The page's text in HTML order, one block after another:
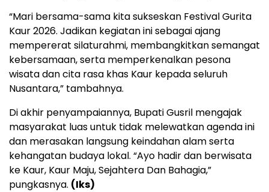
“Mari bersama-sama kita sukseskan Festival Gurita
Kaur 2026. Jadikan kegiatan ini sebagai ajang
mempererat silaturahmi, membangkitkan semangat
kebersamaan, serta memperkenalkan pesona
wisata dan cita rasa khas Kaur kepada seluruh
Nusantara,” tambahnya.
Di akhir penyampaiannya, Bupati Gusril mengajak
masyarakat luas untuk tidak melewatkan agenda ini
dan merasakan langsung keindahan alam serta
kehangatan budaya lokal. “Ayo hadir dan berwisata
ke Kaur, Kaur Maju, Sejahtera Dan Bahagia,”
pungkasnya. (Iks)